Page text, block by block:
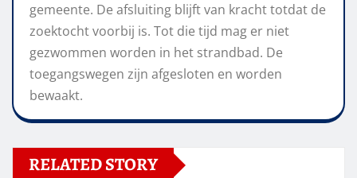
gemeente. De afsluiting blijft van kracht totdat de
zoektocht voorbij is. Tot die tijd mag er niet
gezwommen worden in het strandbad. De
toegangswegen zijn afgesloten en worden
bewaakt.
RELATED STORY